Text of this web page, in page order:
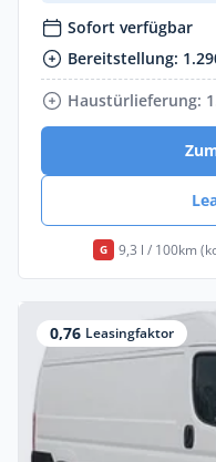
Sofort verfügbar
Bereitstellung:
Haustürlieferung:
G 9,3 l / 100km
0,76 Leasingfaktor